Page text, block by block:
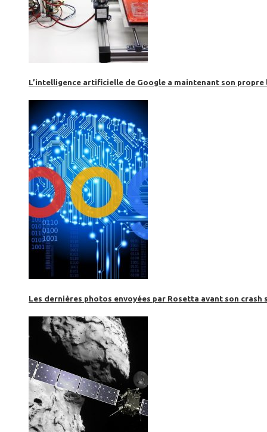
L’intelligence artificielle de Google a maintenant son propre
Les dernières photos envoyées par Rosetta avant son crash